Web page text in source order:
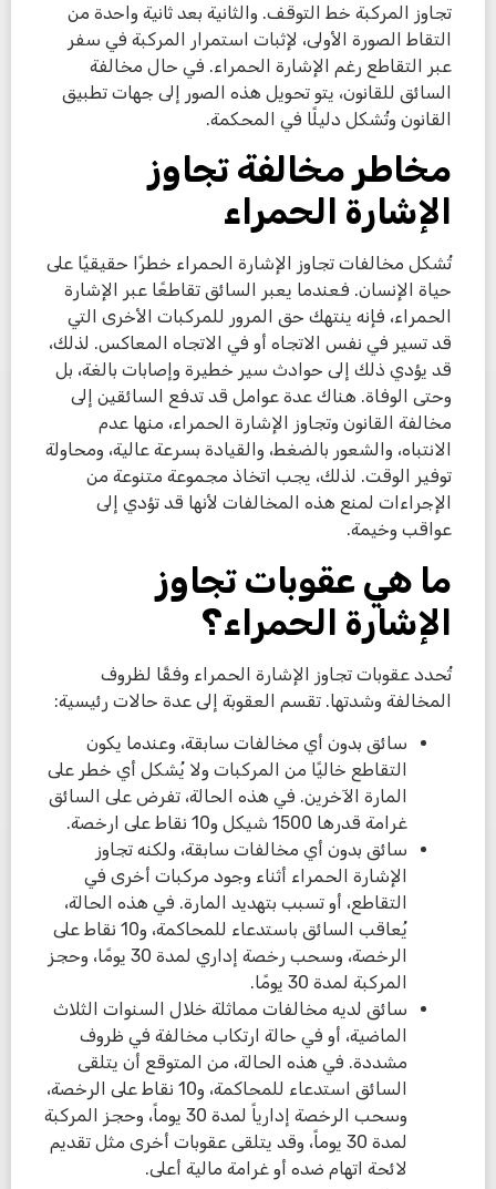
تجاوز المركبة خط التوقف. والثانية بعد ثانية واحدة من
التقاط الصورة الأولى، لإثبات استمرار المركبة في سفر
عبر التقاطع رغم الإشارة الحمراء. في حال مخالفة
السائق للقانون، يتو تحويل هذه الصور إلى جهات تطبيق
القانون وتُشكل دليلًا في المحكمة.
مخاطر مخالفة تجاوز
الإشارة الحمراء
تُشكل مخالفات تجاوز الإشارة الحمراء خطرًا حقيقيًا على
حياة الإنسان. فعندما يعبر السائق تقاطعًا عبر الإشارة
الحمراء، فإنه ينتهك حق المرور للمركبات الأخرى التي
قد تسير في نفس الاتجاه أو في الاتجاه المعاكس. لذلك،
قد يؤدي ذلك إلى حوادث سير خطيرة وإصابات بالغة، بل
وحتى الوفاة. هناك عدة عوامل قد تدفع السائقين إلى
مخالفة القانون وتجاوز الإشارة الحمراء، منها عدم
الانتباه، والشعور بالضغط، والقيادة بسرعة عالية، ومحاولة
توفير الوقت. لذلك، يجب اتخاذ مجموعة متنوعة من
الإجراءات لمنع هذه المخالفات لأنها قد تؤدي إلى
عواقب وخيمة.
ما هي عقوبات تجاوز
الإشارة الحمراء؟
تُحدد عقوبات تجاوز الإشارة الحمراء وفقًا لظروف
المخالفة وشدتها. تقسم العقوبة إلى عدة حالات رئيسية:
سائق بدون أي مخالفات سابقة، وعندما يكون
التقاطع خاليًا من المركبات ولا يُشكل أي خطر على
المارة الآخرين. في هذه الحالة، تفرض على السائق
غرامة قدرها 1500 شيكل و10 نقاط على ارخصة.
سائق بدون أي مخالفات سابقة، ولكنه تجاوز
الإشارة الحمراء أثناء وجود مركبات أخرى في
التقاطع، أو تسبب بتهديد المارة. في هذه الحالة،
يُعاقب السائق باستدعاء للمحاكمة، و10 نقاط على
الرخصة، وسحب رخصة إداري لمدة 30 يومًا، وحجز
المركبة لمدة 30 يومًا.
سائق لديه مخالفات مماثلة خلال السنوات الثلاث
الماضية، أو في حالة ارتكاب مخالفة في ظروف
مشددة. في هذه الحالة، من المتوقع أن يتلقى
السائق استدعاء للمحاكمة، و10 نقاط على الرخصة،
وسحب الرخصة إدارياً لمدة 30 يوماً، وحجز المركبة
لمدة 30 يوماً، وقد يتلقى عقوبات أخرى مثل تقديم
لائحة اتهام ضده أو غرامة مالية أعلى.